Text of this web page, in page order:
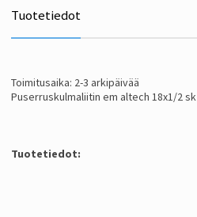
Tuotetiedot
Toimitusaika: 2-3 arkipäivää
Puserruskulmaliitin em altech 18x1/2 sk
Tuotetiedot: